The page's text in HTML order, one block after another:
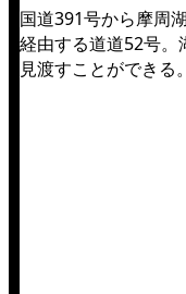
国道391号から摩周
経由する道道52号。
見渡すことができる。